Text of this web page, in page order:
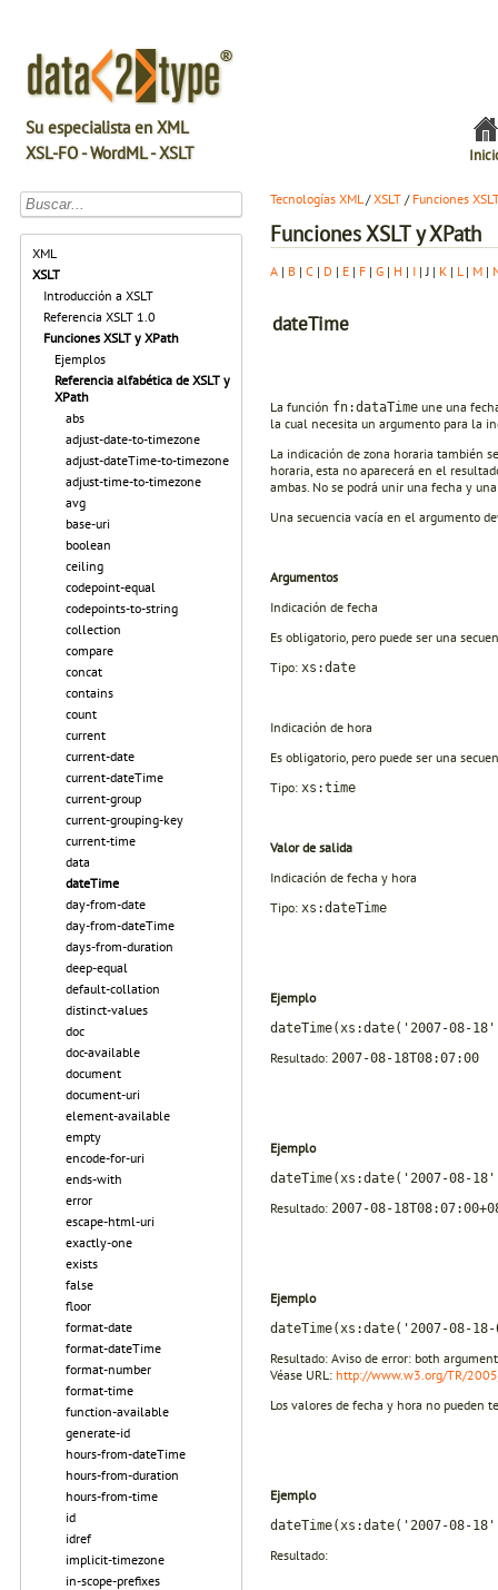
Su especialista en XML
XSL-FO - WordML - XSLT
XML
XSLT
Introducción a XSLT
Referencia XSLT 1.0
Funciones XSLT y XPath
Ejemplos
Referencia alfabética de XSLT y
XPath
abs
adjust-date-to-timezone
adjust-dateTime-to-timezone
adjust-time-to-timezone
avg
base-uri
boolean
ceiling
codepoint-equal
codepoints-to-string
collection
compare
concat
contains
count
current
current-date
current-dateTime
current-group
current-grouping-key
current-time
data
dateTime
day-from-date
day-from-dateTime
days-from-duration
deep-equal
default-collation
distinct-values
doc
doc-available
document
document-uri
element-available
empty
encode-for-uri
ends-with
error
escape-html-uri
exactly-one
exists
false
floor
format-date
format-dateTime
format-number
format-time
function-available
generate-id
hours-from-dateTime
hours-from-duration
hours-from-time
id
idref
implicit-timezone
in-scope-prefixes
Tecnologías XML/XSLT / Funciones
Funciones XSLT y XPath
A | B | C | D | E | F | G | H | I | J | K | L | M |
dateTime
La función fn:dataTime une una
la cual necesita un argumento para la
La indicación de zona horaria también
horaria, esta no aparecerá en el
ambas. No se podrá unir una fecha y
Una secuencia vacía en el argumento
Argumentos
Indicación de fecha
Es obligatorio, pero puede ser una
Tipo: xs:date
Indicación de hora
Es obligatorio, pero puede ser una
Tipo: xs:time
Valor de salida
Indicación de fecha y hora
Tipo: xs:dateTime
Ejemplo
dateTime(xs:date('2007-08-
Resultado: 2007-08-18T08:07:00
Ejemplo
dateTime(xs:date('2007-08-
Resultado: 2007-08-
Ejemplo
dateTime(xs:date('2007-08-
Resultado: Aviso de error: both
Véase URL: http://www.w3.org/TR/
Los valores de fecha y hora no pueden
Ejemplo
dateTime(xs:date('2007-08-
Resultado: